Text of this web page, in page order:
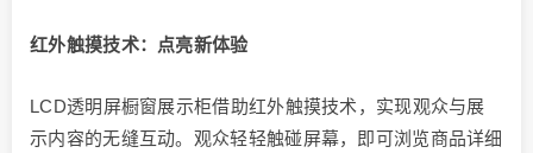
红外触摸技术：点亮新体验
LCD透明屏橱窗展示柜借助红外触摸技术，实现观众与展
示内容的无缝互动。观众轻轻触碰屏幕，即可浏览商品详细